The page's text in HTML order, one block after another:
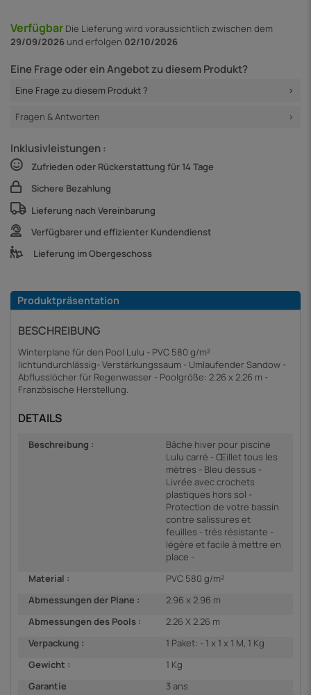
Verfügbar Die Lieferung wird voraussichtlich zwischen dem
29/09/2026 und erfolgen 02/10/2026
Eine Frage oder ein Angebot zu diesem Produkt?
Eine Frage zu diesem Produkt ?
Fragen & Antworten
Inklusivleistungen :
Zufrieden oder Rückerstattung für 14 Tage
Sichere Bezahlung
Lieferung nach Vereinbarung
Verfügbarer und effizienter Kundendienst
Lieferung im Obergeschoss
Produktpräsentation
BESCHREIBUNG
Winterplane für den Pool Lulu - PVC 580 g/m²
lichtundurchlässig- Verstärkungssaum - Umlaufender Sandow -
Abflusslöcher für Regenwasser - Poolgröße: 2.26 x 2.26 m -
Französische Herstellung.
DETAILS
Beschreibung :
Bâche hiver pour piscine
Lulu carré - Œillet tous les
mètres - Bleu dessus -
Livrée avec crochets
plastiques hors sol -
Protection de votre bassin
contre salissures et
feuilles - très résistante -
légère et facile à mettre en
place -
Material :
PVC 580 g/m²
Abmessungen der Plane :
2.96 x 2.96 m
Abmessungen des Pools :
2.26 X 2.26 m
Verpackung :
1 Paket: - 1 x 1 x 1 M, 1 Kg
Gewicht :
1 Kg
Garantie
3 ans